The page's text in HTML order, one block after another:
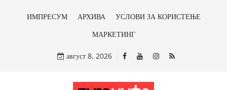
ИМПРЕСУМ АРХИВА
УСЛОВИ ЗА КОРИСТЕЊЕ
МАРКЕТИНГ
август 8, 2026